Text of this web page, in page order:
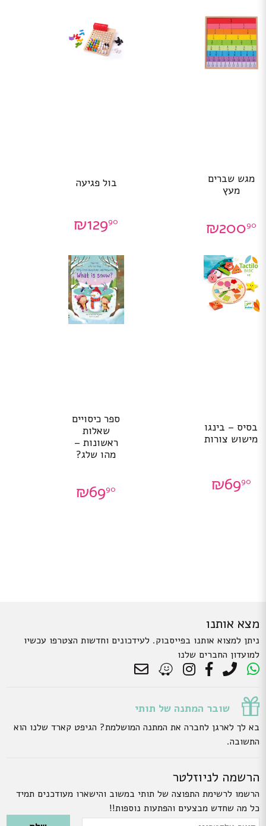
מגש שברים
מעץ
₪20090
בול פגיעה
₪12990
בסיס – בינגו
מישוש צורות
₪6990
ספר כיסויים
שאלות
ראשונות –
מהו שלג?
₪6990
מצא אותנו
ניתן למצוא אותנו בפייסבוק. לעידכונים וחדשות הצטרפו עכשיו
למועדון החברים שלנו
שובר המתנה של תותי
בא לך לארגן לחברה את המתנה המושלמת? הגיפט קארד שלנו הוא
התשובה.
הרשמה לניוזלטר
הרשמו לרשימת התפוצה של תותי במשוב והישארו מעודכנים תמיד
כל מה שחדש מבצעים והפתעות נוספות!!